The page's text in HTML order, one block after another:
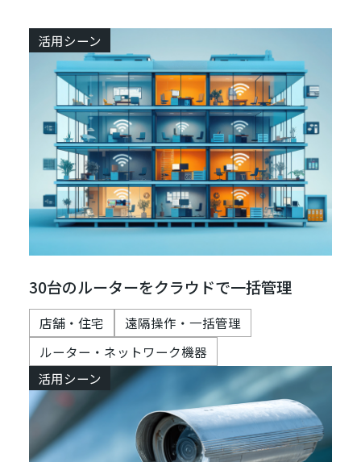
活用シーン
30台のルーターをクラウドで一括管理
店舗・住宅
遠隔操作・一括管理
ルーター・ネットワーク機器
活用シーン